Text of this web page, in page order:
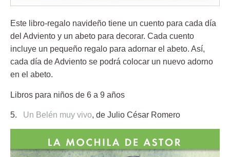
Este libro-regalo navideño tiene un cuento para cada día
del Adviento y un abeto para decorar. Cada cuento
incluye un pequeño regalo para adornar el abeto. Así,
cada día de Adviento se podrá colocar un nuevo adorno
en el abeto.
Libros para niños de 6 a 9 años
5. Un Belén muy vivo, de Julio César Romero